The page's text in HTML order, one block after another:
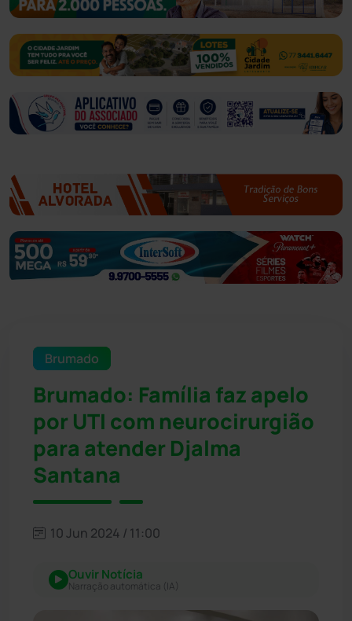
Brumado
Brumado: Família faz apelo
por UTI com neurocirurgião
para atender Djalma
Santana
10 Jun 2024 / 11:00
Ouvir Notícia
Narração automática (IA)